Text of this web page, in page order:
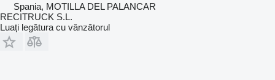
Spania, MOTILLA DEL PALANCAR
RECITRUCK S.L.
Luați legătura cu vânzătorul